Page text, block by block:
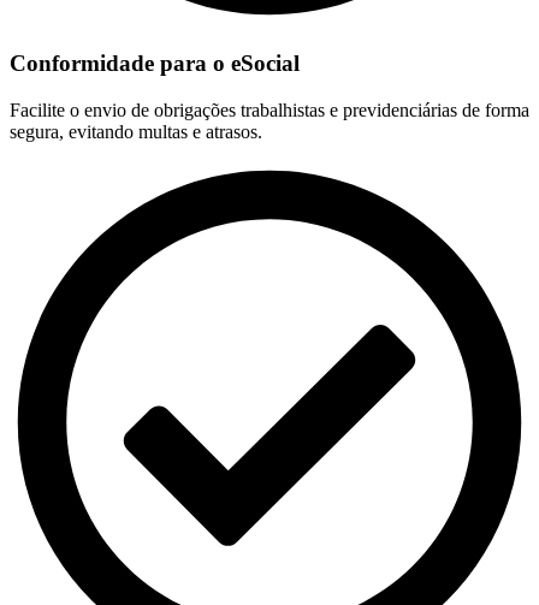
Conformidade para o eSocial
Facilite o envio de obrigações trabalhistas e previdenciárias de forma
segura, evitando multas e atrasos.